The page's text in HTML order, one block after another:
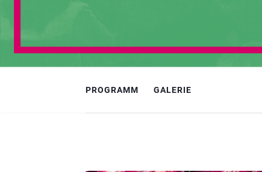
PROGRAMM GALERIE